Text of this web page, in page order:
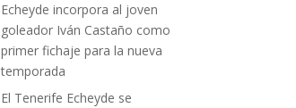
Echeyde incorpora al joven
goleador Iván Castaño como
primer fichaje para la nueva
temporada
El Tenerife Echeyde se